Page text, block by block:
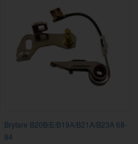
Brytare B20B/E/B19A/B21A/B23A 68-
84